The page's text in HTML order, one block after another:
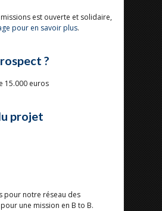
est ouverte et solidaire,
pour en savoir plus.
?
15.000 euros
projet
pour notre réseau des
une mission en B to B.